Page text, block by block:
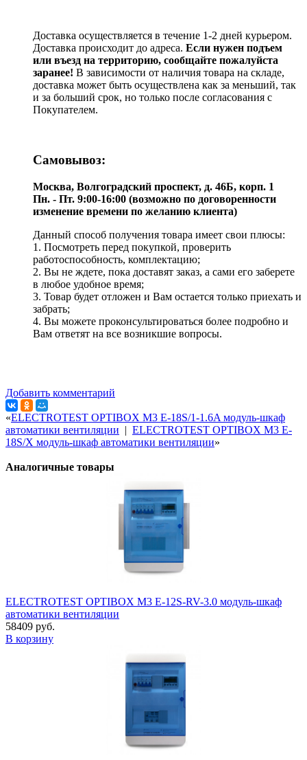
Доставка осуществляется в течение 1-2 дней курьером.
Доставка происходит до адреса. Если нужен подъем
или въезд на территорию, сообщайте пожалуйста
заранее! В зависимости от наличия товара на складе,
доставка может быть осуществлена как за меньший, так
и за больший срок, но только после согласования с
Покупателем.
Самовывоз:
Москва, Волгоградский проспект, д. 46Б, корп. 1
Пн. - Пт. 9:00-16:00 (возможно по договоренности
изменение времени по желанию клиента)
Данный способ получения товара имеет свои плюсы:
1. Посмотреть перед покупкой, проверить
работоспособность, комплектацию;
2. Вы не ждете, пока доставят заказ, а сами его заберете
в любое удобное время;
3. Товар будет отложен и Вам остается только приехать и
забрать;
4. Вы можете проконсультироваться более подробно и
Вам ответят на все возникшие вопросы.
Добавить комментарий
«ELECTROTEST OPTIBOX M3 E-18S/1-1.6A модуль-шкаф
автоматики вентиляции | ELECTROTEST OPTIBOX M3 E-
18S/X модуль-шкаф автоматики вентиляции»
Аналогичные товары
ELECTROTEST OPTIBOX M3 E-12S-RV-3.0 модуль-шкаф
автоматики вентиляции
58409 руб.
В корзину